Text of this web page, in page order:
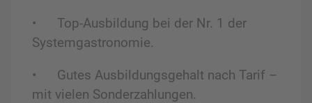
•
Top-Ausbildung bei der Nr. 1 der
Systemgastronomie.
•
Gutes Ausbildungsgehalt nach Tarif –
mit vielen Sonderzahlungen.